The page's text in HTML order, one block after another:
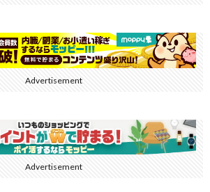
Advertisement
Advertisement